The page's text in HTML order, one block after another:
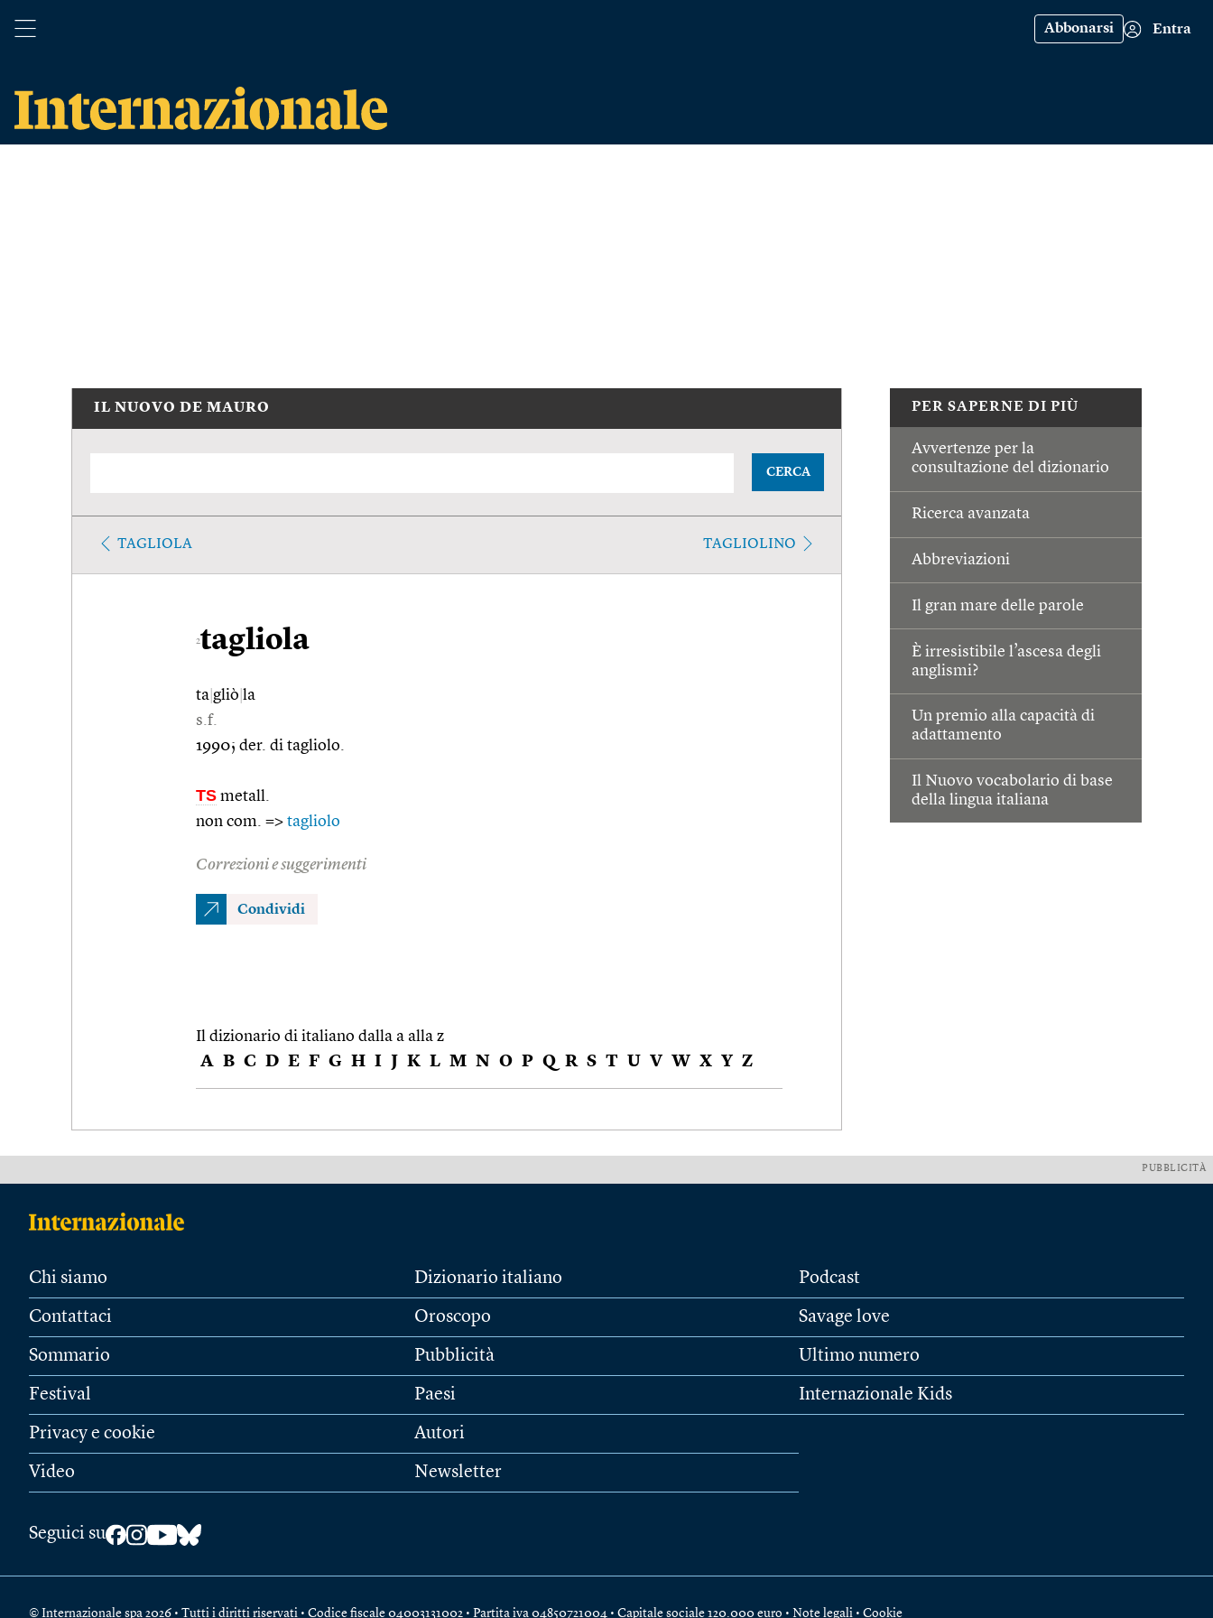
Abbonarsi Entra
PER SAPERNE DI PIÙ
Avvertenze per la
consultazione del dizionario
Ricerca avanzata
Abbreviazioni
Il gran mare delle parole
È irresistibile l’ascesa degli
anglismi?
Un premio alla capacità di
adattamento
Il Nuovo vocabolario di base
della lingua italiana
IL NUOVO DE MAURO
CERCA
TAGLIOLA TAGLIOLINO
2tagliola
ta gliò la
s.f.
1990; der. di tagliolo.
TS metall.
non com. => tagliolo
Correzioni e suggerimenti
Condividi
Il dizionario di italiano dalla a alla z
A B C D E F G H I J K L M N O P Q R S T U V W X Y Z
PUBBLICITÀ
Chi siamo
Contattaci
Sommario
Festival
Privacy e cookie
Video
Dizionario italiano
Oroscopo
Pubblicità
Paesi
Autori
Newsletter
Podcast
Savage love
Ultimo numero
Internazionale Kids
Seguici su
© Internazionale spa 2026 • Tutti i diritti riservati • Codice fiscale 04003131002 • Partita iva 04850721004 • Capitale sociale 120.000 euro • Note legali • Cookie